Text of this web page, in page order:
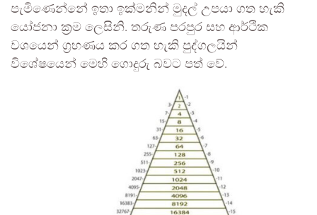
පැමිණෙන්නේ ඉතා ඉක්මනින් මුදල් උපයා ගත හැකි
යෝජනා ක්‍රම ලෙසිනි. තරුණ පරපුර සහ ආර්ථික
වශයෙන් ග්‍රහණය කර ගත හැකි පුද්ගලයින්
විශේෂයෙන් මෙහි ගොදුරු බවට පත් වේ.